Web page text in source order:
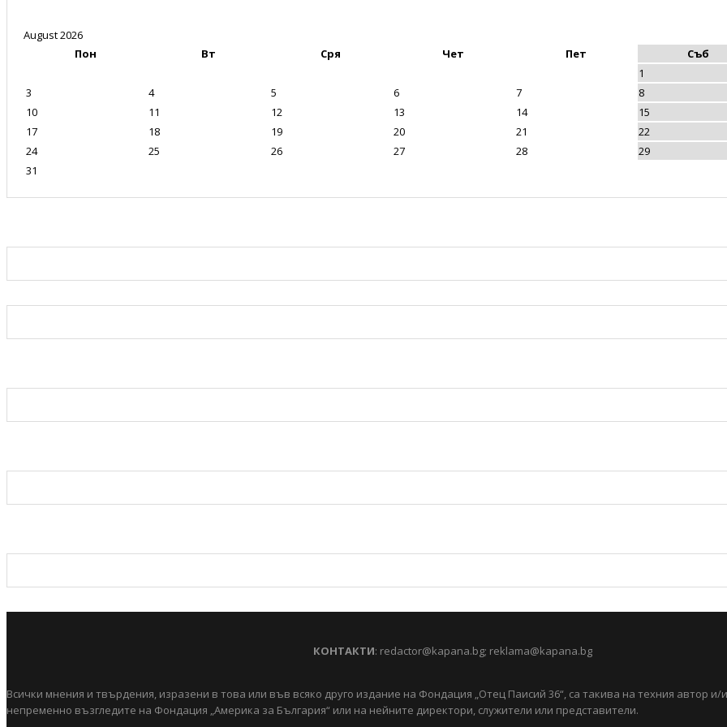
August 2026
Пон
Вт Сря Чет Пет Съб
1
3
4 5 6 7 8
10
11 12 13 14 15
17
18 19 20 21 22
24
25 26 27 28 29
31
КОНТАКТИ: redactor@kapana.bg; reklama@kapana.bg
Всички мнения и твърдения, изразени в това или във всяко друго издание на Фондация „Отец Паисий 36“, са такива на техния автор и/
непременно възгледите на Фондация „Америка за България“ или на нейните директори, служители или представители.